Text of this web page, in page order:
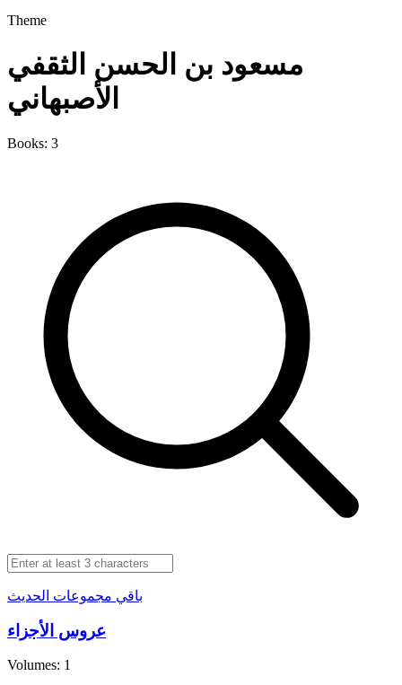
Theme
مسعود بن الحسن الثقفي
الأصبهاني
Books: 3
باقي مجموعات الحديث
عروس الأجزاء
Volumes: 1